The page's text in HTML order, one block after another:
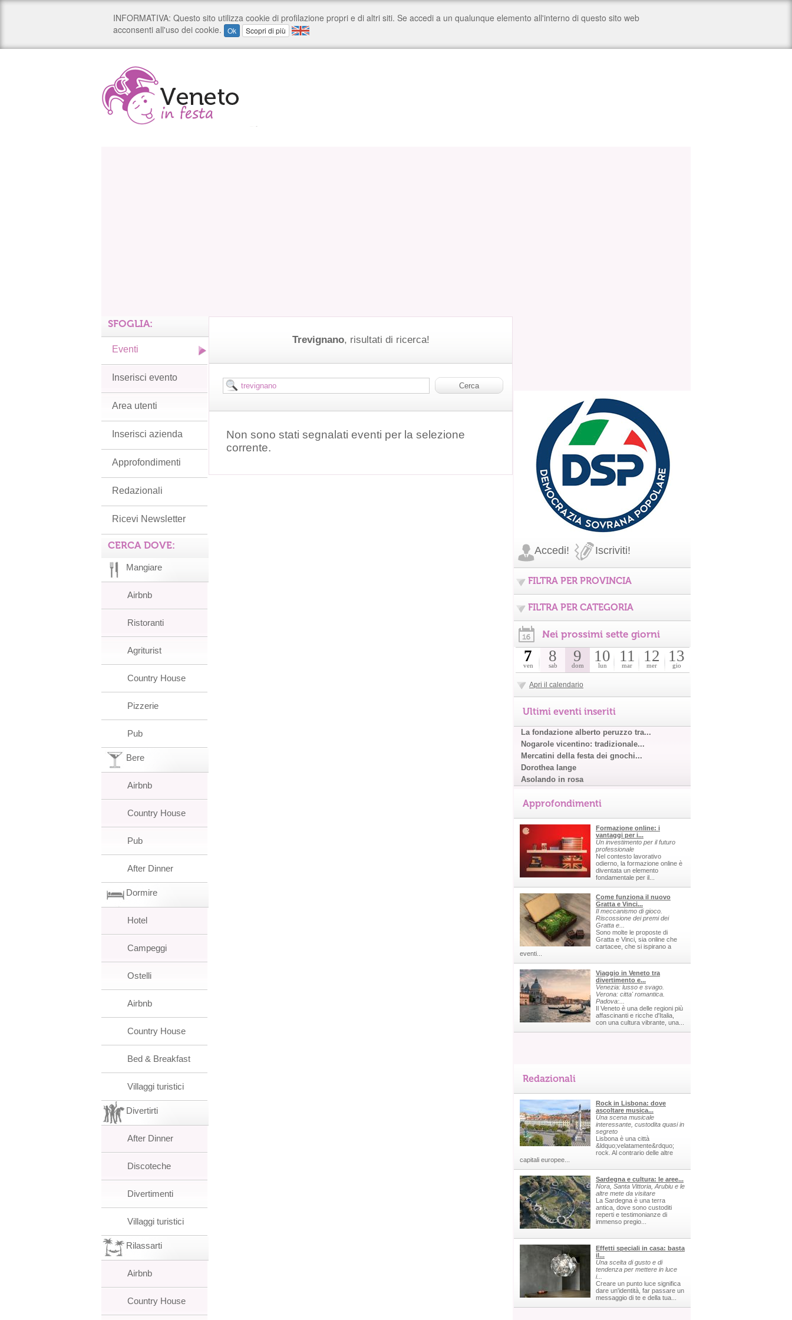
Trevignano, risultati di ricerca!
Non sono stati segnalati eventi per la selezione
corrente.
SFOGLIA:
Eventi
Inserisci evento
Area utenti
Inserisci azienda
Approfondimenti
Redazionali
Ricevi Newsletter
CERCA DOVE:
Mangiare
Airbnb
Ristoranti
Agriturist
Country House
Pizzerie
Pub
Bere
Airbnb
Country House
Pub
After Dinner
Dormire
Hotel
Campeggi
Ostelli
Airbnb
Country House
Bed & Breakfast
Villaggi turistici
Divertirti
After Dinner
Discoteche
Divertimenti
Villaggi turistici
Rilassarti
Airbnb
Country House
Accedi! Iscriviti!
FILTRA PER PROVINCIA
FILTRA PER CATEGORIA
Nei prossimi sette giorni
7
ven
8
sab
9
dom
10
lun
11
mar
12
mer
13
gio
Apri il calendario
Ultimi eventi inseriti
La fondazione alberto peruzzo tra...
Nogarole vicentino: tradizionale...
Mercatini della festa dei gnochi...
Dorothea lange
Asolando in rosa
Approfondimenti
Formazione online: i
vantaggi per i...
Un investimento per il futuro
professionale
Nel contesto lavorativo
odierno, la formazione online è
diventata un elemento
fondamentale per il...
Come funziona il nuovo
Gratta e Vinci...
Il meccanismo di gioco.
Riscossione dei premi dei
Gratta e...
Sono molte le proposte di
Gratta e Vinci, sia online che
cartacee, che si ispirano a
eventi...
Viaggio in Veneto tra
divertimento e...
Venezia: lusso e svago.
Verona: citta' romantica.
Padova:...
Il Veneto è una delle regioni più
affascinanti e ricche d'Italia,
con una cultura vibrante, una...
Redazionali
Rock in Lisbona: dove
ascoltare musica...
Una scena musicale
interessante, custodita quasi in
segreto
Lisbona è una città
&ldquo;velatamente&rdquo;
rock. Al contrario delle altre
capitali europee...
Sardegna e cultura: le aree...
Nora, Santa Vittoria, Arubiu e le
altre mete da visitare
La Sardegna è una terra
antica, dove sono custoditi
reperti e testimonianze di
immenso pregio...
Effetti speciali in casa: basta
il...
Una scelta di gusto e di
tendenza per mettere in luce
i...
Creare un punto luce significa
dare un'identità, far passare un
messaggio di te e della tua...